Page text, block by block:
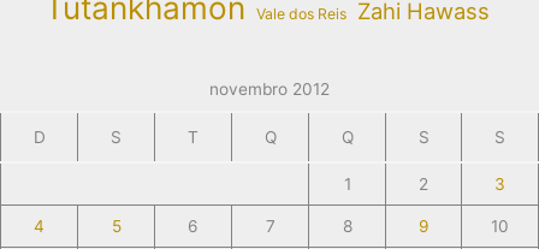
Vale dos Reis Zahi Hawass
novembro 2012
D S T Q Q S S
1 2 3
4 5 6 7 8 9 10